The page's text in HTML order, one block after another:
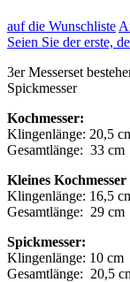
auf die Wunschliste
Seien Sie der erste,
3er Messerset
Spickmesser
Kochmesser:
Klingenlänge: 20,5
Gesamtlänge: 33 cm
Kleines Kochmesser
Klingenlänge: 16,5
Gesamtlänge: 29 cm
Spickmesser:
Klingenlänge: 10 cm
Gesamtlänge: 20,5